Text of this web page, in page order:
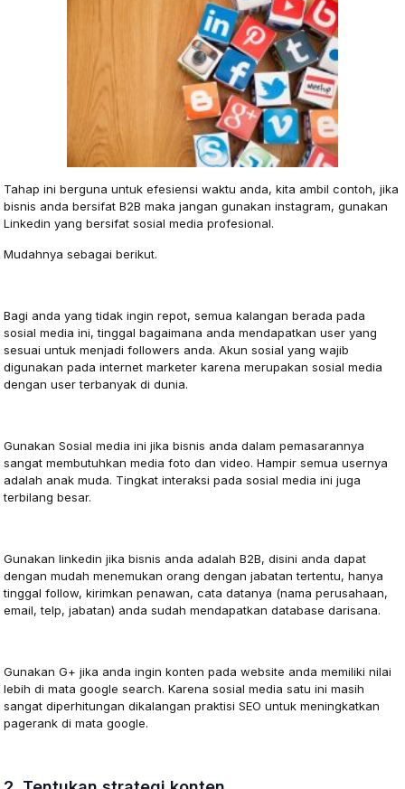
Tahap ini berguna untuk efesiensi waktu anda, kita ambil contoh, jika
bisnis anda bersifat B2B maka jangan gunakan instagram, gunakan
Linkedin yang bersifat sosial media profesional.
Mudahnya sebagai berikut.
Bagi anda yang tidak ingin repot, semua kalangan berada pada
sosial media ini, tinggal bagaimana anda mendapatkan user yang
sesuai untuk menjadi followers anda. Akun sosial yang wajib
digunakan pada internet marketer karena merupakan sosial media
dengan user terbanyak di dunia.
Gunakan Sosial media ini jika bisnis anda dalam pemasarannya
sangat membutuhkan media foto dan video. Hampir semua usernya
adalah anak muda. Tingkat interaksi pada sosial media ini juga
terbilang besar.
Gunakan linkedin jika bisnis anda adalah B2B, disini anda dapat
dengan mudah menemukan orang dengan jabatan tertentu, hanya
tinggal follow, kirimkan penawan, cata datanya (nama perusahaan,
email, telp, jabatan) anda sudah mendapatkan database darisana.
Gunakan G+ jika anda ingin konten pada website anda memiliki nilai
lebih di mata google search. Karena sosial media satu ini masih
sangat diperhitungan dikalangan praktisi SEO untuk meningkatkan
pagerank di mata google.